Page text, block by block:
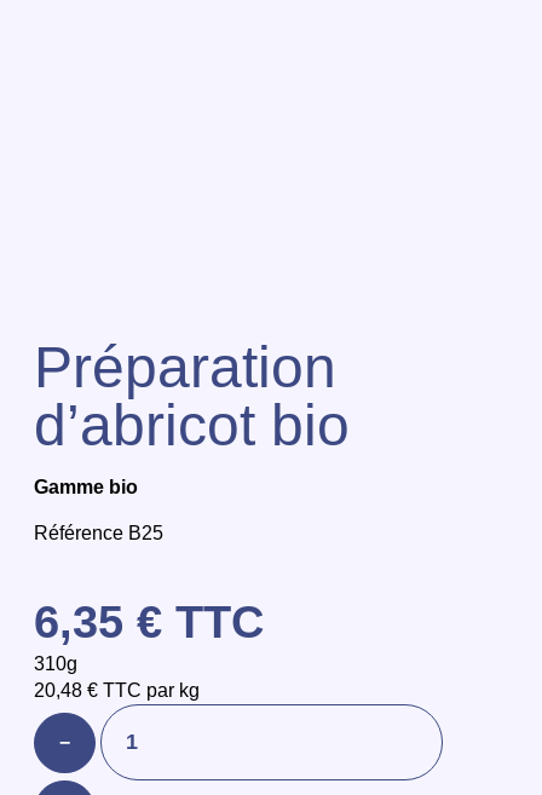
Préparation
d’abricot bio
Gamme bio
Référence B25
6,35 € TTC
310g
20,48 € TTC par kg
−